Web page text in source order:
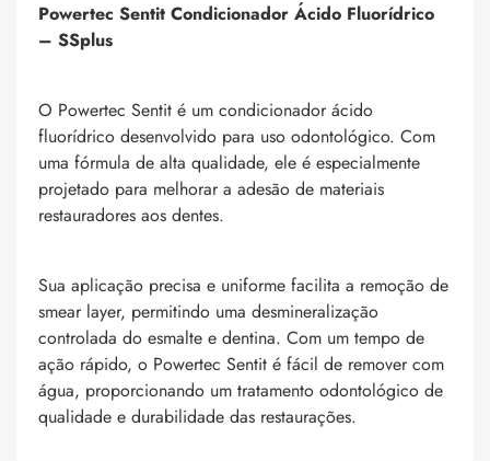
Powertec Sentit Condicionador Ácido Fluorídrico
– SSplus
O Powertec Sentit é um condicionador ácido
fluorídrico desenvolvido para uso odontológico. Com
uma fórmula de alta qualidade, ele é especialmente
projetado para melhorar a adesão de materiais
restauradores aos dentes.
Sua aplicação precisa e uniforme facilita a remoção de
smear layer, permitindo uma desmineralização
controlada do esmalte e dentina. Com um tempo de
ação rápido, o Powertec Sentit é fácil de remover com
água, proporcionando um tratamento odontológico de
qualidade e durabilidade das restaurações.